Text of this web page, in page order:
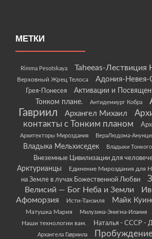
МЕТКИ
Rimma Pesotskaya Taheeas-Лествиция
Верховный Жрец Телоса
Адония-
Грея-Понесея
Активации и
Тонком плане.
Антидемиург Кобра
Гавриил
Архангел Михаил
контакты с Тонким планом
Архитекторы Мироздания ВераЛюдома-
Владыка Мельхиседек Владыки
Внеземные Цивилизации для
Арктурианцы
Единение Мироздания для
на Земле в лучах Божественной Любви
Велисий — Бог Неба и Земли
Афоморзия
Исти-Танзиля Майк
Матушка Мария Милузина-Энигма-Илания
Наши технологии вам.
Наталья - СССР -
Архангела Гавриила